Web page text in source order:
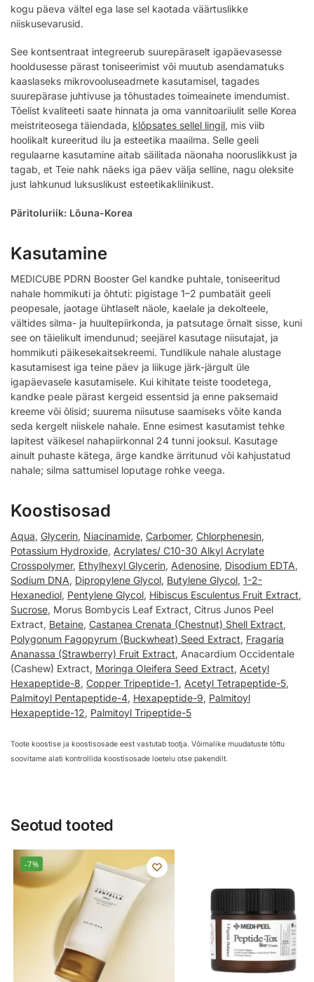
kogu päeva vältel ega lase sel kaotada väärtuslikke
niiskusevarusid.
See kontsentraat integreerub suurepäraselt igapäevasesse
hooldusesse pärast toniseerimist või muutub asendamatuks
kaaslaseks mikrovooluseadmete kasutamisel, tagades
suurepärase juhtivuse ja tõhustades toimeainete imendumist.
Tõelist kvaliteeti saate hinnata ja oma vannitoariiulit selle Korea
meistriteosega täiendada, klõpsates sellel lingil, mis viib
hoolikalt kureeritud ilu ja esteetika maailma. Selle geeli
regulaarne kasutamine aitab säilitada näonaha nooruslikkust ja
tagab, et Teie nahk näeks iga päev välja selline, nagu oleksite
just lahkunud luksuslikust esteetikakliinikust.
Päritoluriik: Lõuna-Korea
Kasutamine
MEDICUBE PDRN Booster Gel kandke puhtale, toniseeritud
nahale hommikuti ja õhtuti: pigistage 1–2 pumbatäit geeli
peopesale, jaotage ühtlaselt näole, kaelale ja dekolteele,
vältides silma- ja huultepiirkonda, ja patsutage õrnalt sisse, kuni
see on täielikult imendunud; seejärel kasutage niisutajat, ja
hommikuti päikesekaitsekreemi. Tundlikule nahale alustage
kasutamisest iga teine päev ja liikuge järk-järgult üle
igapäevasele kasutamisele. Kui kihitate teiste toodetega,
kandke peale pärast kergeid essentsid ja enne paksemaid
kreeme või õlisid; suurema niisutuse saamiseks võite kanda
seda kergelt niiskele nahale. Enne esimest kasutamist tehke
lapitest väikesel nahapiirkonnal 24 tunni jooksul. Kasutage
ainult puhaste kätega, ärge kandke ärritunud või kahjustatud
nahale; silma sattumisel loputage rohke veega.
Koostisosad
Aqua, Glycerin, Niacinamide, Carbomer, Chlorphenesin,
Potassium Hydroxide, Acrylates/ C10-30 Alkyl Acrylate
Crosspolymer, Ethylhexyl Glycerin, Adenosine, Disodium EDTA,
Sodium DNA, Dipropylene Glycol, Butylene Glycol, 1-2-
Hexanediol, Pentylene Glycol, Hibiscus Esculentus Fruit Extract,
Sucrose, Morus Bombycis Leaf Extract, Citrus Junos Peel
Extract, Betaine, Castanea Crenata (Chestnut) Shell Extract,
Polygonum Fagopyrum (Buckwheat) Seed Extract, Fragaria
Ananassa (Strawberry) Fruit Extract, Anacardium Occidentale
(Cashew) Extract, Moringa Oleifera Seed Extract, Acetyl
Hexapeptide-8, Copper Tripeptide-1, Acetyl Tetrapeptide-5,
Palmitoyl Pentapeptide-4, Hexapeptide-9, Palmitoyl
Hexapeptide-12, Palmitoyl Tripeptide-5
Toote koostise ja koostisosade eest vastutab tootja. Võimalike muudatuste tõttu
soovitame alati kontrollida koostisosade loetelu otse pakendilt.
Seotud tooted
-7%